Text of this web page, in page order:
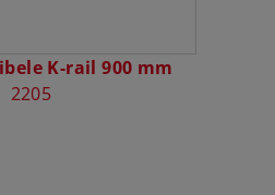
K-rail 900 mm
2205